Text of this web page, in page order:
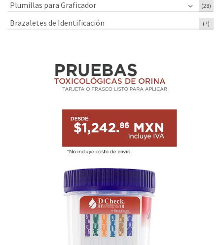
Plumillas para Graficador (28)
Brazaletes de Identificación (7)